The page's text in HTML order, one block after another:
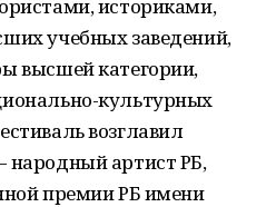
историками,
учебных заведений,
высшей категории,
культурных
возглавил
артист РБ,
премии РБ имени